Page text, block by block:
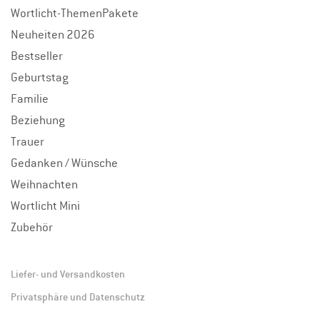
Wortlicht-ThemenPakete
Neuheiten 2026
Bestseller
Geburtstag
Familie
Beziehung
Trauer
Gedanken / Wünsche
Weihnachten
Wortlicht Mini
Zubehör
Liefer- und Versandkosten
Privatsphäre und Datenschutz